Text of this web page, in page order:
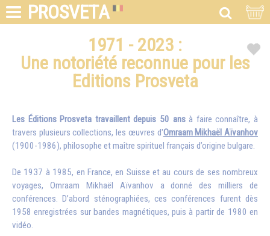
PROSVETA
1971 - 2023 :
Une notoriété reconnue pour les
Editions Prosveta
Les Éditions Prosveta travaillent depuis 50 ansà faire connaître, à
travers plusieurs collections, les œuvres d'Omraam Mikhaël Aïvanhov
(1900-1986), philosophe et maître spirituel français d’origine bulgare.
De 1937 à 1985, en France, en Suisse et au cours de ses nombreux
voyages, Omraam Mikhaël Aïvanhov a donné des milliers de
conférences. D’abord sténographiées, ces conférences furent dès
1958 enregistrées sur bandes magnétiques, puis à partir de 1980 en
vidéo.